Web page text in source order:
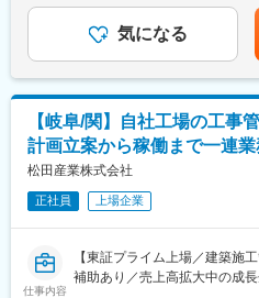
そのため、平均勤続年数も18
程度といわれる）と長期就業
【社内一貫生産システムで顧
可能】
プラスチック原料の配合から
仕上げに至るまで「一貫生産
匠設計といった顧客のあらゆ
能となっております。
└既存建屋設備の定期メンテ
・海外現地法人の工場施設（
└現地法人の建設工事・設備
■働き方：
・残業時間：25h程度
※年に数回工事の際に休日出勤
頂きます。
■充実した福利厚生：
月、12月）賃金はあくまでも
下する可能性があります。月
気になる
【岐阜/関】自社工場の工事
計画立案から稼働まで一連
松田産業株式会社
正社員 上場企業
仕事内容
【東証プライム上場／建築施
補助あり／売上高拡大中の成